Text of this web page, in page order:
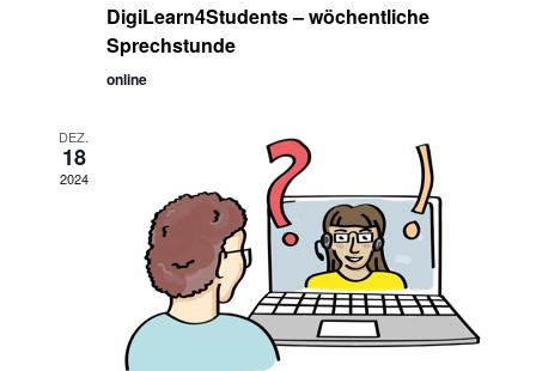
DigiLearn4Students – wöchentliche
Sprechstunde
online
DEZ.
18
2024